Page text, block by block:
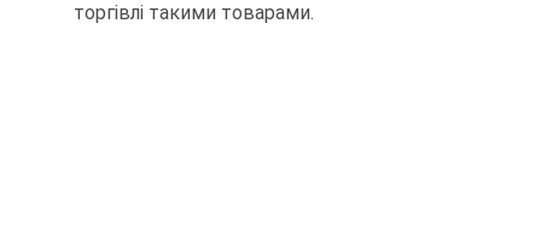
торгівлі такими товарами.